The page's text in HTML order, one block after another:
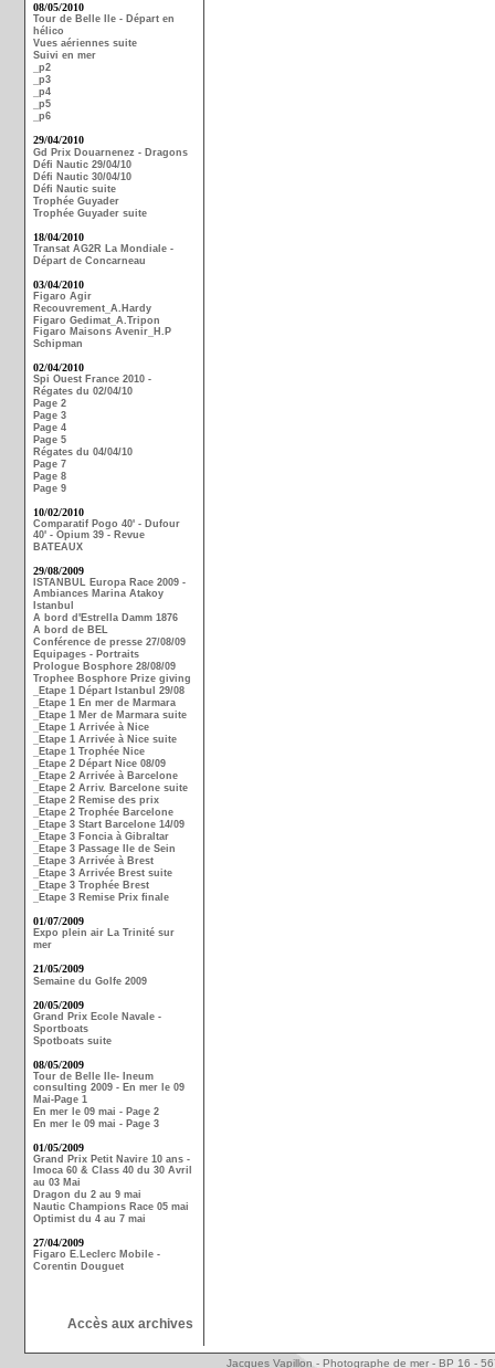
08/05/2010
Tour de Belle Ile - Départ en
hélico
Vues aériennes suite
Suivi en mer
_p2
_p3
_p4
_p5
_p6
29/04/2010
Gd Prix Douarnenez - Dragons
Défi Nautic 29/04/10
Défi Nautic 30/04/10
Défi Nautic suite
Trophée Guyader
Trophée Guyader suite
18/04/2010
Transat AG2R La Mondiale -
Départ de Concarneau
03/04/2010
Figaro Agir
Recouvrement_A.Hardy
Figaro Gedimat_A.Tripon
Figaro Maisons Avenir_H.P
Schipman
02/04/2010
Spi Ouest France 2010 -
Régates du 02/04/10
Page 2
Page 3
Page 4
Page 5
Régates du 04/04/10
Page 7
Page 8
Page 9
10/02/2010
Comparatif Pogo 40' - Dufour
40' - Opium 39 - Revue
BATEAUX
29/08/2009
ISTANBUL Europa Race 2009 -
Ambiances Marina Atakoy
Istanbul
A bord d'Estrella Damm 1876
A bord de BEL
Conférence de presse 27/08/09
Equipages - Portraits
Prologue Bosphore 28/08/09
Trophee Bosphore Prize giving
_Etape 1 Départ Istanbul 29/08
_Etape 1 En mer de Marmara
_Etape 1 Mer de Marmara suite
_Etape 1 Arrivée à Nice
_Etape 1 Arrivée à Nice suite
_Etape 1 Trophée Nice
_Etape 2 Départ Nice 08/09
_Etape 2 Arrivée à Barcelone
_Etape 2 Arriv. Barcelone suite
_Etape 2 Remise des prix
_Etape 2 Trophée Barcelone
_Etape 3 Start Barcelone 14/09
_Etape 3 Foncia à Gibraltar
_Etape 3 Passage Ile de Sein
_Etape 3 Arrivée à Brest
_Etape 3 Arrivée Brest suite
_Etape 3 Trophée Brest
_Etape 3 Remise Prix finale
01/07/2009
Expo plein air La Trinité sur
mer
21/05/2009
Semaine du Golfe 2009
20/05/2009
Grand Prix Ecole Navale -
Sportboats
Spotboats suite
08/05/2009
Tour de Belle Ile- Ineum
consulting 2009 - En mer le 09
Mai-Page 1
En mer le 09 mai - Page 2
En mer le 09 mai - Page 3
01/05/2009
Grand Prix Petit Navire 10 ans -
Imoca 60 & Class 40 du 30 Avril
au 03 Mai
Dragon du 2 au 9 mai
Nautic Champions Race 05 mai
Optimist du 4 au 7 mai
27/04/2009
Figaro E.Leclerc Mobile -
Corentin Douguet
Accès aux archives
Jacques Vapillon - Photographe de mer - BP 16 -